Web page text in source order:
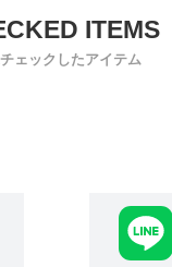
ェックしたアイテム